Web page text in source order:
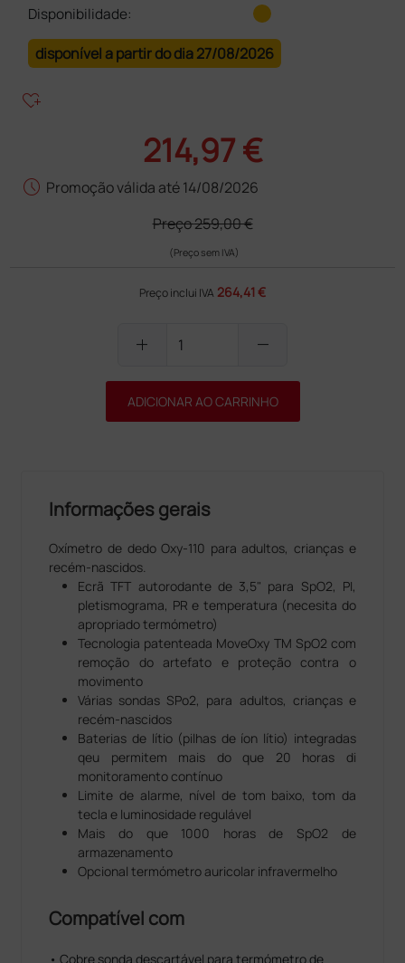
Disponibilidade:
disponível a partir do dia 27/08/2026
heart_plus
214,97 €
schedule Promoção válida até 14/08/2026
Preço259,00 €
(Preço sem IVA)
Preço inclui IVA 264,41 €
add remove
ADICIONAR AO CARRINHO
Informações gerais
Oxímetro de dedo Oxy-110 para adultos, crianças e
recém-nascidos.
Ecrã TFT autorodante de 3,5" para SpO2, PI,
pletismograma, PR e temperatura (necesita do
apropriado termómetro)
Tecnologia patenteada MoveOxy TM SpO2 com
remoção do artefato e proteção contra o
movimento
Várias sondas SPo2, para adultos, crianças e
recém-nascidos
Baterias de lítio (pilhas de íon lítio) integradas
qeu permitem mais do que 20 horas di
monitoramento contínuo
Limite de alarme, nível de tom baixo, tom da
tecla e luminosidade regulável
Mais do que 1000 horas de SpO2 de
armazenamento
Opcional termómetro auricolar infravermelho
Compatível com
• Cobre sonda descartável para termómetro de